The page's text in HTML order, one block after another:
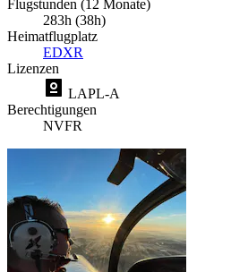
Flugstunden (12 Monate)
283h (38h)
Heimatflugplatz
EDXR
Lizenzen
LAPL-A
Berechtigungen
NVFR